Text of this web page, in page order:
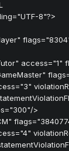
8"?>
access="1"
>